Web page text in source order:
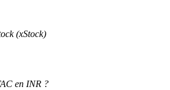
(xStock)
en INR ?